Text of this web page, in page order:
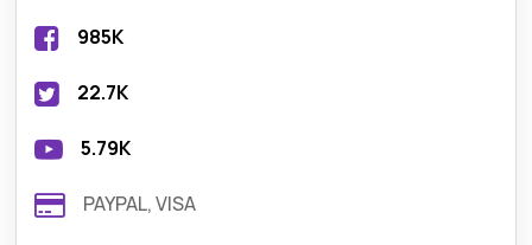
985K
22.7K
5.79K
PAYPAL, VISA